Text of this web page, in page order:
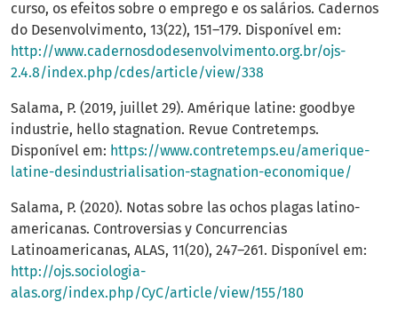
curso, os efeitos sobre o emprego e os salários. Cadernos
do Desenvolvimento, 13(22), 151–179. Disponível em:
http://www.cadernosdodesenvolvimento.org.br/ojs-
2.4.8/index.php/cdes/article/view/338
Salama, P. (2019, juillet 29). Amérique latine: goodbye
industrie, hello stagnation. Revue Contretemps.
Disponível em: https://www.contretemps.eu/amerique-
latine-desindustrialisation-stagnation-economique/
Salama, P. (2020). Notas sobre las ochos plagas latino-
americanas. Controversias y Concurrencias
Latinoamericanas, ALAS, 11(20), 247–261. Disponível em:
http://ojs.sociologia-
alas.org/index.php/CyC/article/view/155/180